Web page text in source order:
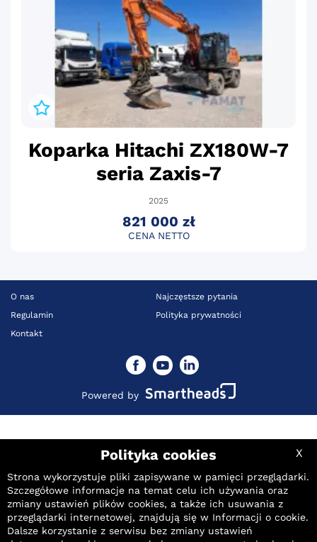
Koparka Hitachi ZX180W-7
seria Zaxis-7
2025
821 000 zł
CENA NETTO
Aktualna cena
145 504 PLN
netto
Najniższa cena z ostatnich 30 dni:
145 504 PLN netto
Twoja maksymalna oferta
PLN
Powered by
O nas
Najczęstsze pytania
Regulamin
Polityka prywatności
Kontakt
Polityka cookies
Strona wykorzystuje pliki zapisywane w pamięci przeglądarki.
Szczegółowe informacje na temat celu ich używania oraz
zmiany ustawień plików cookies, a także ich usuwania z
przeglądarki internetowej, znajdują się w Informacji o cookie.
Dalsze korzystanie z serwisu bez zmiany ustawień
X